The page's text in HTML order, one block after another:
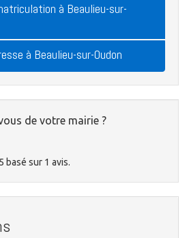
à Beaulieu-sur-
à Beaulieu-sur-Oudon
de votre mairie ?
5 basé sur 1 avis.